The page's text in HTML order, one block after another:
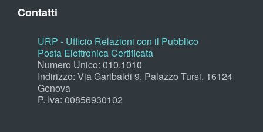
Contatti
URP - Ufficio Relazioni con il Pubblico
Posta Elettronica Certificata
Numero Unico: 010.1010
Indirizzo: Via Garibaldi 9, Palazzo Tursi, 16124
Genova
P. Iva: 00856930102